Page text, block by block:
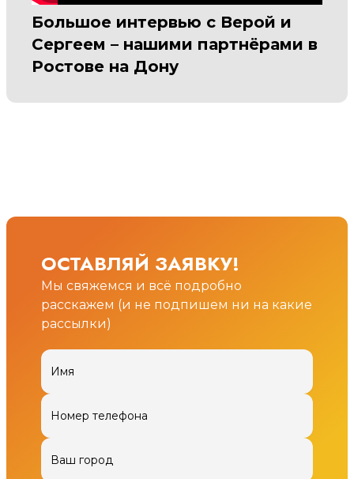
Большое интервью с Верой и
Сергеем – нашими партнёрами в
Ростове на Дону
ОСТАВЛЯЙ ЗАЯВКУ!
Мы свяжемся и всё подробно
расскажем (и не подпишем ни на какие
рассылки)
Имя
Номер телефона
Ваш город